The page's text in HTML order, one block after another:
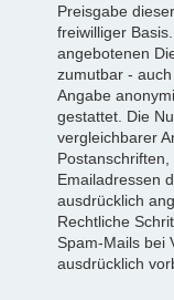
Preisgabe
freiwilliger
angebotenen
zumutbar -
Angabe
gestattet. Die
vergleichbarer
Emailadressen
ausdrücklich
Rechtliche
Spam-Mails bei
ausdrücklich